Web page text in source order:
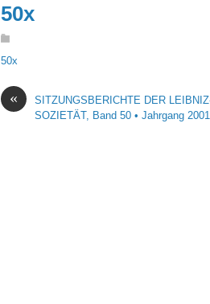
50x
50x
«
SITZUNGSBERICHTE DER
SOZIETÄT, Band 50 • Jahrgang 2001